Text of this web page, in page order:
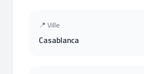
📍 Ville
Casablanca